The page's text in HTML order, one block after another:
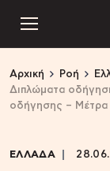
Αρχική Ροή
Διπλώματα
οδήγησης – Μέτρα
ΕΛΛΑΔΑ